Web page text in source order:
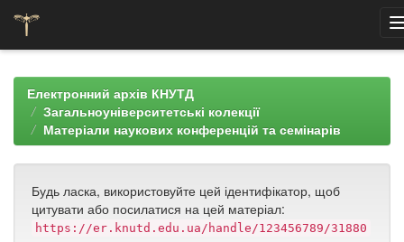
navigationЕлектронний архів КНУТД
Загальноуніверситетські колекції
Матеріали наукових конференцій та семінарів
Будь ласка, використовуйте цей ідентифікатор, щоб
цитувати або посилатися на цей матеріал:
https://er.knutd.edu.ua/handle/123456789/31880